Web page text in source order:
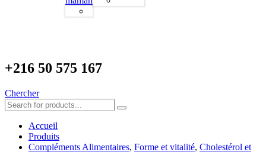
+216 50 575 167
Chercher
Accueil
Produits
Compléments Alimentaires, Forme et vitalité, Cholestérol et